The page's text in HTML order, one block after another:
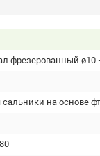
фрезерованный ø10
сальники на основе